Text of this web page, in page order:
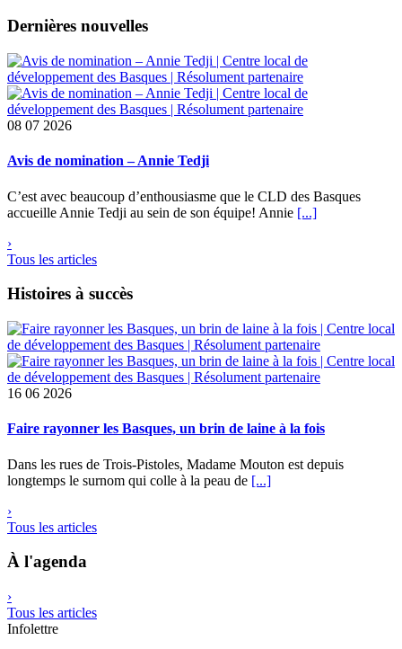
Dernières nouvelles
08 07 2026
Avis de nomination – Annie Tedji
C’est avec beaucoup d’enthousiasme que le CLD des Basques
accueille Annie Tedji au sein de son équipe! Annie [...]
›
Tous les articles
Histoires à succès
16 06 2026
Faire rayonner les Basques, un brin de laine à la fois
Dans les rues de Trois-Pistoles, Madame Mouton est depuis
longtemps le surnom qui colle à la peau de [...]
›
Tous les articles
À l'agenda
›
Tous les articles
Infolettre